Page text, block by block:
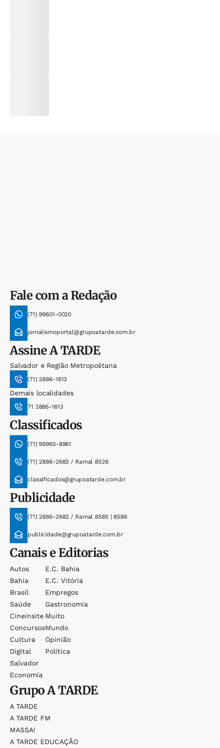
Fale com a Redação
(71) 99601-0020
jornalismoportal@grupoatarde.com.br
AssineA TARDE
Salvador e Região Metropolitana
(71) 2886-1613
Demais localidades
71 2886-1613
Classificados
(71) 99965-8961
(71) 2886-2683 / Ramal 8526
classificados@grupoatarde.com.br
Publicidade
(71) 2886-2683 / Ramal 8585 | 8586
publicidade@grupoatarde.com.br
Canais e Editorias
Autos
Bahia
Brasil
Saúde
Cineinsite
Concursos
Cultura
Digital
Salvador
Economia
E.c. Bahia
E.c. Vitória
Empregos
Gastronomia
Muito
Mundo
Opinião
Política
GrupoA TARDE
A TARDE
A TARDE FM
MASSA!
A TARDE EDUCAÇÃO